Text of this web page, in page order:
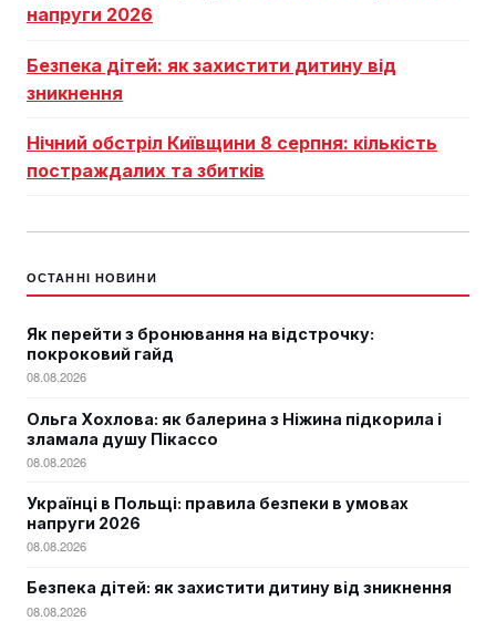
напруги 2026
Безпека дітей: як захистити дитину від
зникнення
Нічний обстріл Київщини 8 серпня: кількість
постраждалих та збитків
ОСТАННІ НОВИНИ
Як перейти з бронювання на відстрочку:
покроковий гайд
08.08.2026
Ольга Хохлова: як балерина з Ніжина підкорила і
зламала душу Пікассо
08.08.2026
Українці в Польщі: правила безпеки в умовах
напруги 2026
08.08.2026
Безпека дітей: як захистити дитину від зникнення
08.08.2026